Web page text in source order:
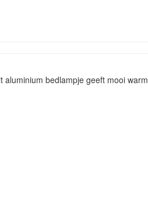
bedlampje geeft mooi